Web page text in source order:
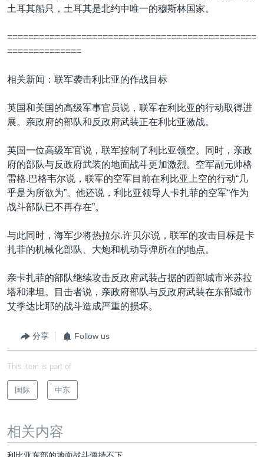
土耳其船只，土耳其是北约中唯一的穆斯林国家。
===============================================
==============
相关新闻：联军袭击利比亚的作战目标
英国和美国的高级军事官员说，联军在利比亚的行动取得进
展。亲政府的部队和反政府武装正在利比亚激战。
英国一位高级军官说，联军控制了利比亚领空。同时，亲政
府的部队与反政府武装的地面战斗更加激烈。空军副元帅格
雷格.巴格韦尔说，联军的空军目前在利比亚上空的行动“几
乎是为所欲为”。他还说，利比亚领导人卡扎菲的空军“作为
战斗部队已不再存在”。
与此同时，海军少将热拉尔.许贝尔说，联军的攻击目标是卡
扎菲的机械化部队、大炮和机动导弹所在的地点。
亲卡扎菲的部队继续攻击反政府武装占据的西部城市米苏拉
塔和津坦。目击者说，亲政府部队与反政府武装在东部城市
艾季达比耶的战斗造成严重的损坏。
分享 Follow us
This item is part of
国际 中东
相关内容
利比亚东部的地面战斗僵持不下